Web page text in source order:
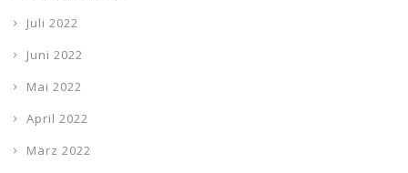
Juli 2022
Juni 2022
Mai 2022
April 2022
März 2022